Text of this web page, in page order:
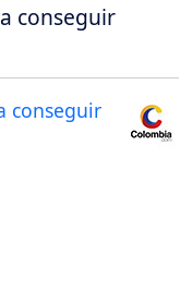
conseguir